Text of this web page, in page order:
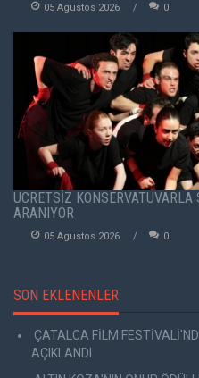
05 Agustos 2026 0
ÜCRETSİZ
ARANIYOR
05 Agustos 2026 0
SON EKLENENLER
ÇATALCA FİLM
AÇIKLANDI